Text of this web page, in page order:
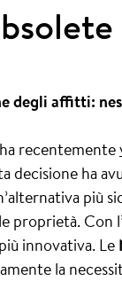
affitti:
recentemente
decisione ha
più
proprietà. Con
innovativa. Le
la